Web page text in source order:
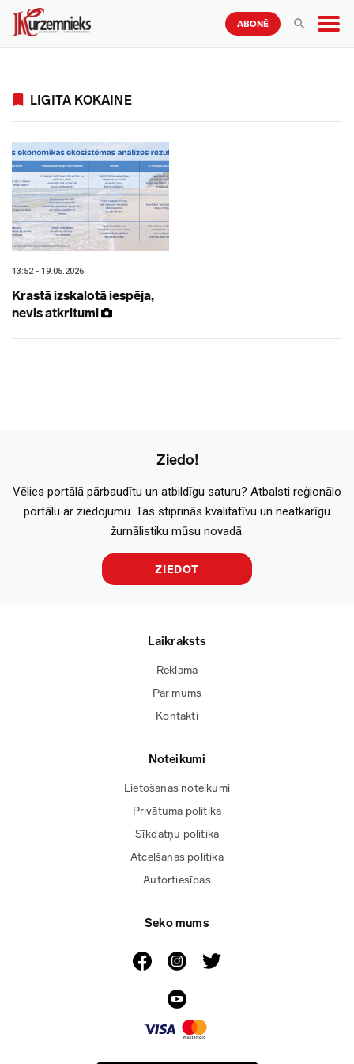
ABONĒ
LIGITA KOKAINE
13:52 - 19.05.2026
Krastā izskalotā iespēja,
nevis atkritumi
Ziedo!
Vēlies portālā pārbaudītu un atbildīgu saturu? Atbalsti reģionālo
portālu ar ziedojumu. Tas stiprinās kvalitatīvu un neatkarīgu
žurnālistiku mūsu novadā.
ZIEDOT
Laikraksts
Reklāma
Par mums
Kontakti
Noteikumi
Lietošanas noteikumi
Privātuma politika
Sīkdatņu politika
Atcelšanas politika
Autortiesības
Seko mums